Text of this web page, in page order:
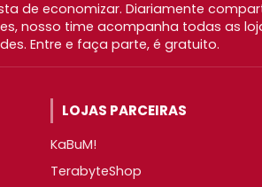
de economizar. Diariamente
nosso time acompanha todas as
Entre e faça parte, é gratuito.
LOJAS PARCEIRAS
KaBuM!
TerabyteShop